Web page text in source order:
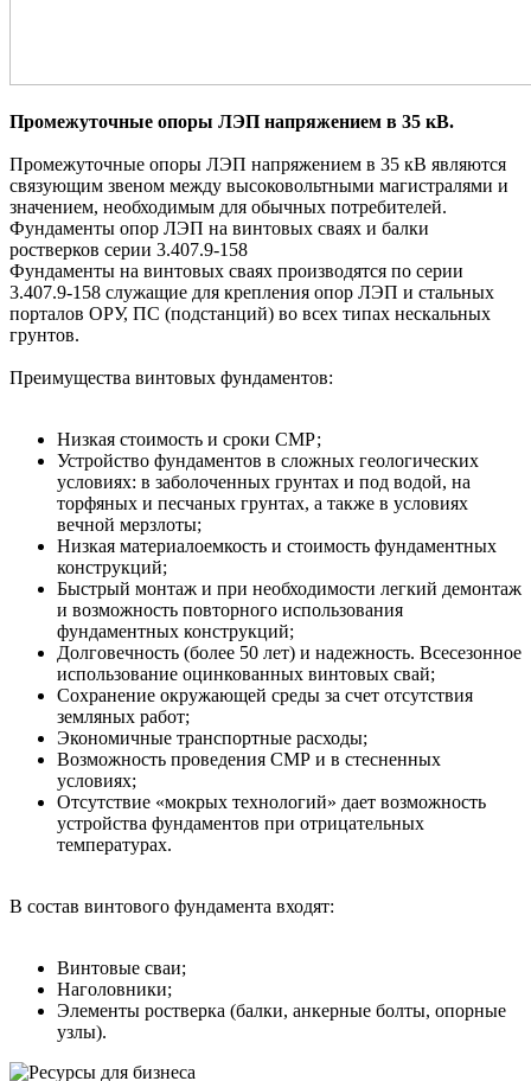
Промежуточные опоры ЛЭП напряжением в 35 кВ.
Промежуточные опоры ЛЭП напряжением в 35 кВ являются
связующим звеном между высоковольтными магистралями и
значением, необходимым для обычных потребителей.
Фундаменты опор ЛЭП на винтовых сваях и балки
ростверков серии 3.407.9-158
Фундаменты на винтовых сваях производятся по серии
3.407.9-158 служащие для крепления опор ЛЭП и стальных
порталов ОРУ, ПС (подстанций) во всех типах нескальных
грунтов.
Преимущества винтовых фундаментов:
Низкая стоимость и сроки СМР;
Устройство фундаментов в сложных геологических
условиях: в заболоченных грунтах и под водой, на
торфяных и песчаных грунтах, а также в условиях
вечной мерзлоты;
Низкая материалоемкость и стоимость фундаментных
конструкций;
Быстрый монтаж и при необходимости легкий демонтаж
и возможность повторного использования
фундаментных конструкций;
Долговечность (более 50 лет) и надежность. Всесезонное
использование оцинкованных винтовых свай;
Сохранение окружающей среды за счет отсутствия
земляных работ;
Экономичные транспортные расходы;
Возможность проведения СМР и в стесненных
условиях;
Отсутствие «мокрых технологий» дает возможность
устройства фундаментов при отрицательных
температурах.
В состав винтового фундамента входят:
Винтовые сваи;
Наголовники;
Элементы ростверка (балки, анкерные болты, опорные
узлы).